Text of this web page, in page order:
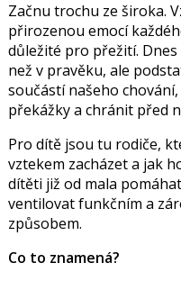
Začnu trochu ze široka.
přirozenou emocí
důležité pro přežití.
než v pravěku, ale
součástí našeho
překážky a chránit před
Pro dítě jsou tu rodiče,
vztekem zacházet a jak
dítěti již od mala
ventilovat funkčním a
způsobem.
Co to znamená?